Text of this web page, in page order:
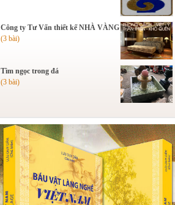
Công ty Tư Vấn thiết kế NHÀ VÀNG
(3 bài)
Tìm ngọc trong đá
(3 bài)